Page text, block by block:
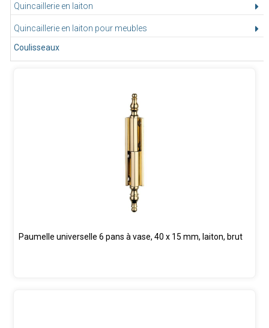
Quincaillerie en laiton
Quincaillerie en laiton pour meubles
Coulisseaux
Paumelle universelle 6 pans à vase, 40 x 15 mm, laiton, brut